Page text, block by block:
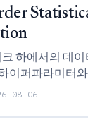
하에서의 데
이퍼파라미터
08-06